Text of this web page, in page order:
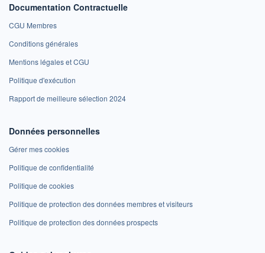
Documentation Contractuelle
CGU Membres
Conditions générales
Mentions légales et CGU
Politique d'exécution
Rapport de meilleure sélection 2024
Données personnelles
Gérer mes cookies
Politique de confidentialité
Politique de cookies
Politique de protection des données membres et visiteurs
Politique de protection des données prospects